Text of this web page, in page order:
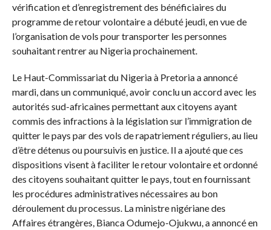
vérification et d’enregistrement des bénéficiaires du
programme de retour volontaire a débuté jeudi, en vue de
l’organisation de vols pour transporter les personnes
souhaitant rentrer au Nigeria prochainement.
Le Haut-Commissariat du Nigeria à Pretoria a annoncé
mardi, dans un communiqué, avoir conclu un accord avec les
autorités sud-africaines permettant aux citoyens ayant
commis des infractions à la législation sur l’immigration de
quitter le pays par des vols de rapatriement réguliers, au lieu
d’être détenus ou poursuivis en justice. Il a ajouté que ces
dispositions visent à faciliter le retour volontaire et ordonné
des citoyens souhaitant quitter le pays, tout en fournissant
les procédures administratives nécessaires au bon
déroulement du processus. La ministre nigériane des
Affaires étrangères, Bianca Odumejo-Ojukwu, a annoncé en